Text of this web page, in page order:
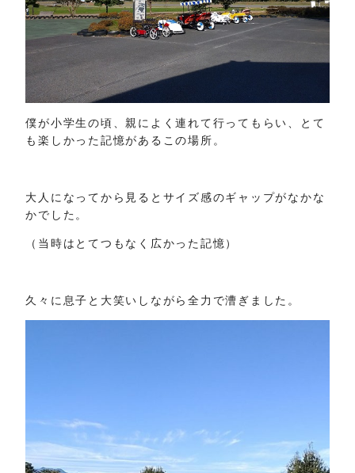
僕が小学生の頃、親によく連れて行ってもらい、とて
も楽しかった記憶があるこの場所。
大人になってから見るとサイズ感のギャップがなかな
かでした。
（当時はとてつもなく広かった記憶）
久々に息子と大笑いしながら全力で漕ぎました。